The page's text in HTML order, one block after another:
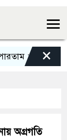
: শাকিব খান
×
অগ্রগতি